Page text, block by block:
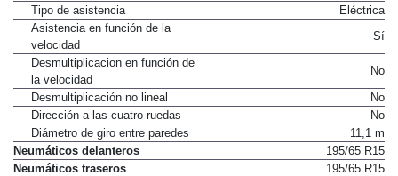
Tipo de asistencia
Eléctrica
Asistencia en función de la
velocidad
Sí
Desmultiplicacion en función de
la velocidad
No
Desmultiplicación no lineal
No
Dirección a las cuatro ruedas
No
Diámetro de giro entre paredes
11,1 m
Neumáticos delanteros
195/65 R15
Neumáticos traseros
195/65 R15